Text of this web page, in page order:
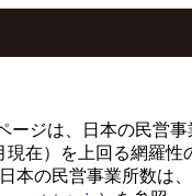
ージは、日本の民営事
現在）を上回る網羅性
本の民営事業所数は